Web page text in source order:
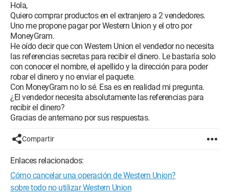
Hola,
Quiero comprar productos en el extranjero a 2 vendedores.
Uno me propone pagar por Western Union y el otro por
MoneyGram.
He oído decir que con Western Union el vendedor no necesita
las referencias secretas para recibir el dinero. Le bastaría solo
con conocer el nombre, el apellido y la dirección para poder
robar el dinero y no enviar el paquete.
Con MoneyGram no lo sé. Esa es en realidad mi pregunta.
¿El vendedor necesita absolutamente las referencias para
recibir el dinero?
Gracias de antemano por sus respuestas.
Compartir
Enlaces relacionados:
Cómo cancelar una operación de Western Union?
sobre todo no utilizar Western Union